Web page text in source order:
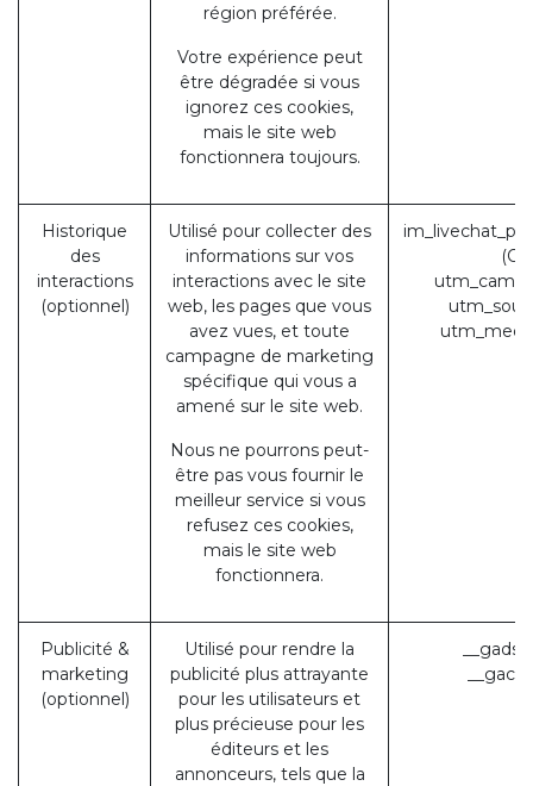
région préférée.
Votre expérience peut
être dégradée si vous
ignorez ces cookies,
mais le site web
fonctionnera toujours.
Historique
des
interactions
(optionnel)
Utilisé pour collecter des
informations sur vos
interactions avec le site
web, les pages que vous
avez vues, et toute
campagne de marketing
spécifique qui vous a
amené sur le site web.
Nous ne pourrons peut-
être pas vous fournir le
meilleur service si vous
refusez ces cookies,
mais le site web
fonctionnera.
Publicité &
marketing
(optionnel)
Utilisé pour rendre la
publicité plus attrayante
pour les utilisateurs et
plus précieuse pour les
éditeurs et les
annonceurs, tels que la
__gads
__gac